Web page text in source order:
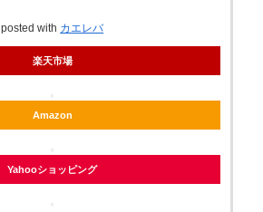
posted with カエレバ
楽天市場
Amazon
Yahooショッピング